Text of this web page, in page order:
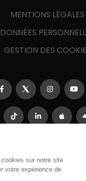
MENTIONS LÉGALES
DONNÉES
GESTION DES